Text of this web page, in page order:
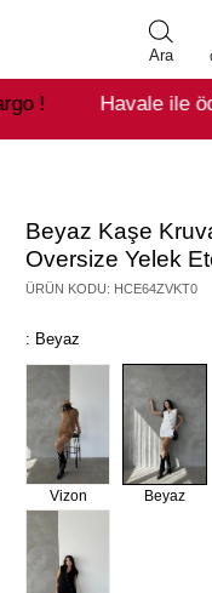
ile ödemelerde
Ara
Beyaz Kaşe
Oversize Yelek
ÜRÜN KODU: HCE64ZVKT0
: Beyaz
Vizon Beyaz